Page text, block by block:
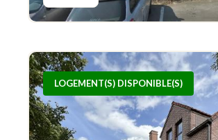
LOGEMENT(S) DISPONIBLE(S)